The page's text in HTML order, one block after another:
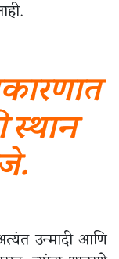
स्थान
उन्मादी आणि